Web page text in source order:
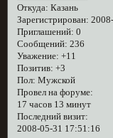
Откуда: Казань
Зарегистрирован:
Приглашений: 0
Сообщений: 236
Уважение: +11
Позитив: +3
Пол: Мужской
Провел на форуме:
17 часов 13 минут
Последний визит:
2008-05-31 17:51:16